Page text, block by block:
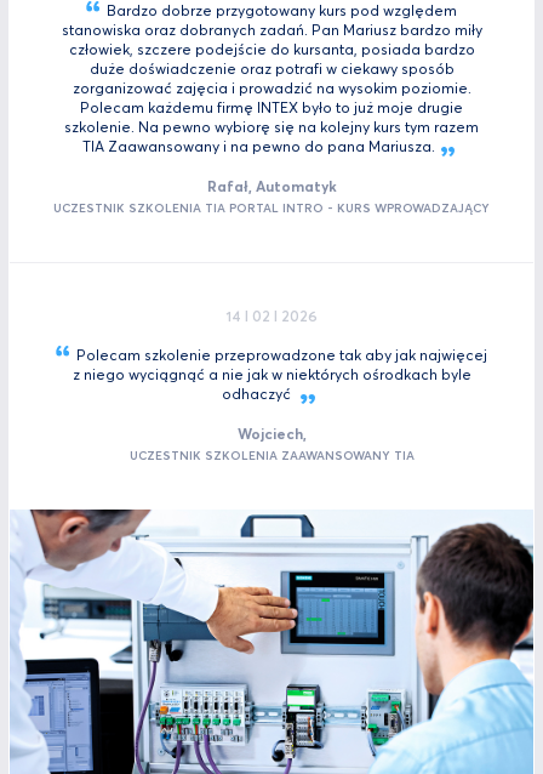
Bardzo dobrze przygotowany kurs pod względem
stanowiska oraz dobranych zadań. Pan Mariusz bardzo miły
człowiek, szczere podejście do kursanta, posiada bardzo
duże doświadczenie oraz potrafi w ciekawy sposób
zorganizować zajęcia i prowadzić na wysokim poziomie.
Polecam każdemu firmę INTEX było to już moje drugie
szkolenie. Na pewno wybiorę się na kolejny kurs tym razem
TIA Zaawansowany i na pewno do pana Mariusza.
Rafał, Automatyk
UCZESTNIK SZKOLENIA TIA PORTAL INTRO - KURS WPROWADZAJĄCY
14 I 02 I 2026
Polecam szkolenie przeprowadzone tak aby jak najwięcej
z niego wyciągnąć a nie jak w niektórych ośrodkach byle
odhaczyć
Wojciech,
UCZESTNIK SZKOLENIA ZAAWANSOWANY TIA